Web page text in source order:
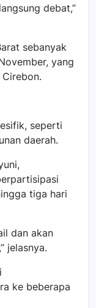
debat,”
sebanyak
yang
seperti
daerah.
tiga hari
dan akan
jelasnya.
ke beberapa